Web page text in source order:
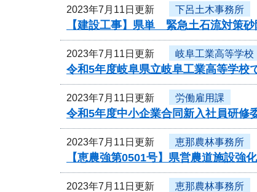
2023年7月11日更新 下呂土木事務所
【建設工事】県単 緊急土石流対策
2023年7月11日更新 岐阜工業高等学校
令和5年度岐阜県立岐阜工業高等学校
2023年7月11日更新 労働雇用課
令和5年度中小企業合同新入社員研修
2023年7月11日更新 恵那農林事務所
【恵農強第0501号】県営農道施設
2023年7月11日更新 恵那農林事務所